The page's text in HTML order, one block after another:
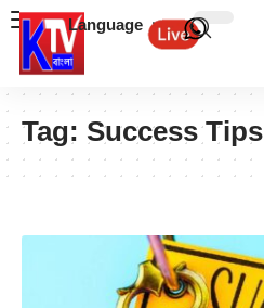
Language
Tag: Success Tips